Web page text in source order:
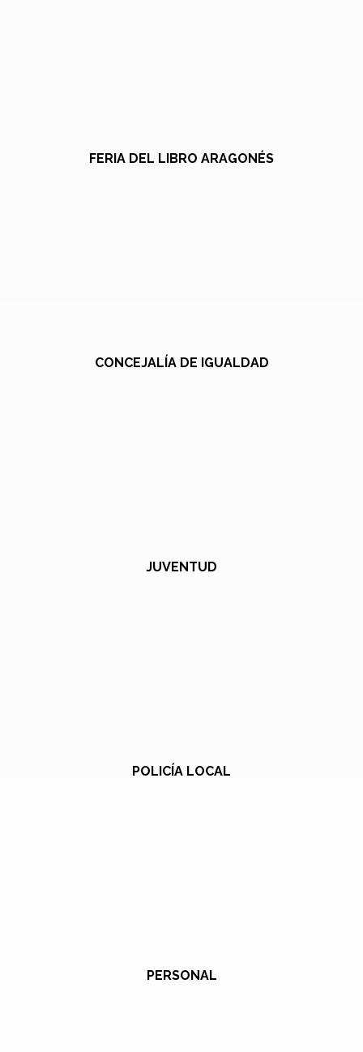
FERIA DEL LIBRO ARAGONÉS
CONCEJALÍA DE IGUALDAD
JUVENTUD
POLICÍA LOCAL
PERSONAL